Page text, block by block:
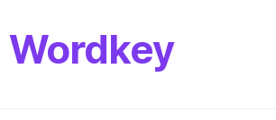
Wordkey